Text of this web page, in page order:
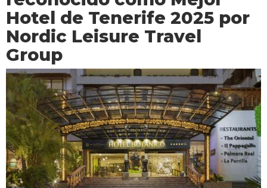
Hotel de Tenerife 2025 por
Nordic Leisure Travel
Group